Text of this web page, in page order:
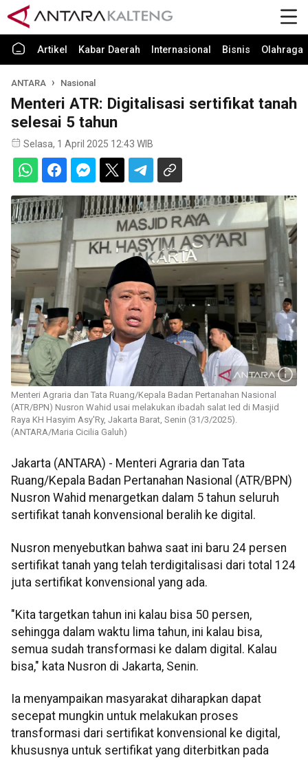
Artikel Kabar Daerah Internasional Bisnis Olahraga
ANTARA Nasional
Menteri ATR: Digitalisasi sertifikat tanah
selesai 5 tahun
Selasa, 1 April 2025 12:43 WIB
Menteri Agraria dan Tata Ruang/Kepala Badan Pertanahan Nasional
(ATR/BPN) Nusron Wahid usai melakukan ibadah salat Ied di Masjid
Raya KH Hasyim Asy'Ry, Jakarta Barat, Senin (31/3/2025).
(ANTARA/Maria Cicilia Galuh)
Jakarta (ANTARA) - Menteri Agraria dan Tata
Ruang/Kepala Badan Pertanahan Nasional (ATR/BPN)
Nusron Wahid menargetkan dalam 5 tahun seluruh
sertifikat tanah konvensional beralih ke digital.
Nusron menyebutkan bahwa saat ini baru 24 persen
sertifikat tanah yang telah terdigitalisasi dari total 124
juta sertifikat konvensional yang ada.
"Kita targetkan tahun ini kalau bisa 50 persen,
sehingga dalam waktu lima tahun, ini kalau bisa,
semua sudah transformasi ke dalam digital. Kalau
bisa," kata Nusron di Jakarta, Senin.
Ia menyampaikan masyarakat diharapkan dapat
secepat mungkin untuk melakukan proses
transformasi dari sertifikat konvensional ke digital,
khususnya untuk sertifikat yang diterbitkan pada